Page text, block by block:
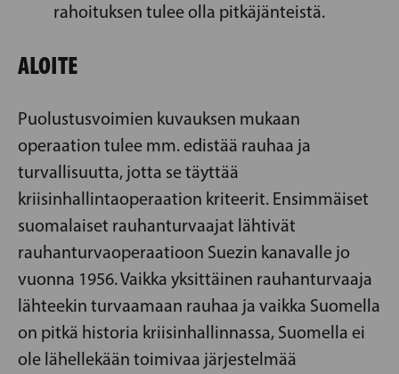
rahoituksen tulee olla pitkäjänteistä.
ALOITE
Puolustusvoimien kuvauksen mukaan
operaation tulee mm. edistää rauhaa ja
turvallisuutta, jotta se täyttää
kriisinhallintaoperaation kriteerit. Ensimmäiset
suomalaiset rauhanturvaajat lähtivät
rauhanturvaoperaatioon Suezin kanavalle jo
vuonna 1956. Vaikka yksittäinen rauhanturvaaja
lähteekin turvaamaan rauhaa ja vaikka Suomella
on pitkä historia kriisinhallinnassa, Suomella ei
ole lähellekään toimivaa järjestelmää